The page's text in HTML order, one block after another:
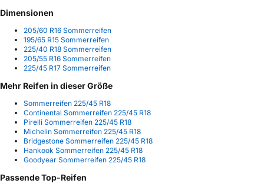
Dimensionen
205/60 R16 Sommerreifen
195/65 R15 Sommerreifen
225/40 R18 Sommerreifen
205/55 R16 Sommerreifen
225/45 R17 Sommerreifen
Mehr Reifen in dieser Größe
Sommerreifen 225/45 R18
Continental Sommerreifen 225/45 R18
Pirelli Sommerreifen 225/45 R18
Michelin Sommerreifen 225/45 R18
Bridgestone Sommerreifen 225/45 R18
Hankook Sommerreifen 225/45 R18
Goodyear Sommerreifen 225/45 R18
Passende Top-Reifen